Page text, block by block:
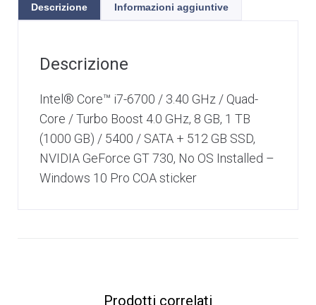
Descrizione Informazioni aggiuntive
Descrizione
Intel® Core™ i7-6700 / 3.40 GHz / Quad-
Core / Turbo Boost 4.0 GHz, 8 GB, 1 TB
(1000 GB) / 5400 / SATA + 512 GB SSD,
NVIDIA GeForce GT 730, No OS Installed –
Windows 10 Pro COA sticker
Prodotti correlati